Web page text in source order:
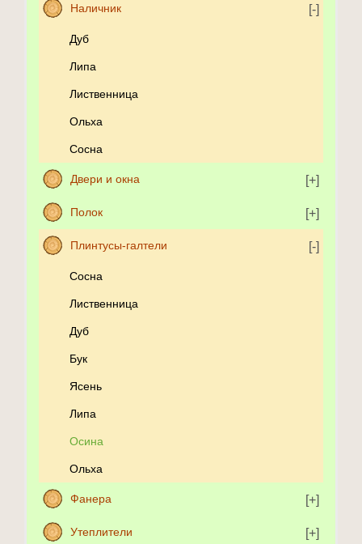
Наличник
Дуб
Липа
Лиственница
Ольха
Сосна
Двери и окна
Полок
Плинтусы-галтели
Сосна
Лиственница
Дуб
Бук
Ясень
Липа
Осина
Ольха
Фанера
Утеплители